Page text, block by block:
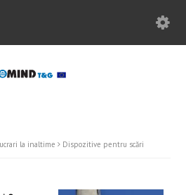
la inaltime Dispozitive pentru scări